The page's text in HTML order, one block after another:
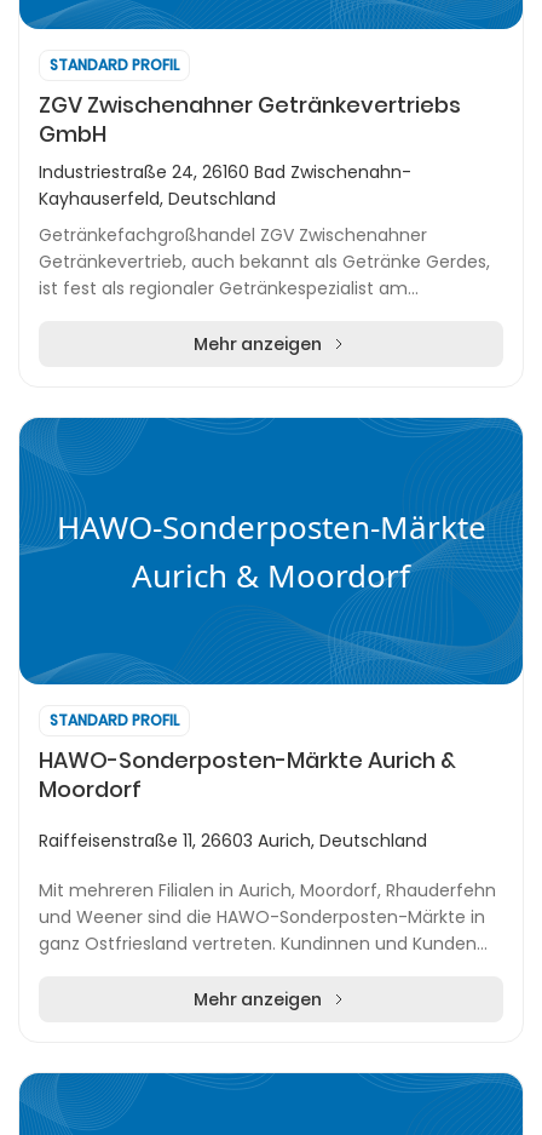
STANDARD PROFIL
ZGV Zwischenahner Getränkevertriebs
GmbH
Industriestraße 24, 26160 Bad Zwischenahn-
Kayhauserfeld, Deutschland
Getränkefachgroßhandel ZGV Zwischenahner
Getränkevertrieb, auch bekannt als Getränke Gerdes,
ist fest als regionaler Getränkespezialist am
Mehr anzeigen
HAWO-Sonderposten-Märkte
Aurich & Moordorf
STANDARD PROFIL
HAWO-Sonderposten-Märkte Aurich &
Moordorf
Raiffeisenstraße 11, 26603 Aurich, Deutschland
Mit mehreren Filialen in Aurich, Moordorf, Rhauderfehn
und Weener sind die HAWO-Sonderposten-Märkte in
ganz Ostfriesland vertreten. Kundinnen und Kunden
Mehr anzeigen